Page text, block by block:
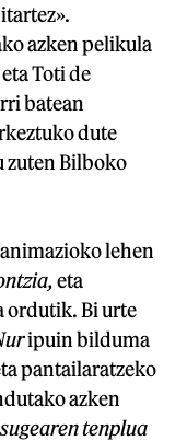
azken pelikula
eta Toti de
batean
dute
zuten Bilboko
lehen
eta
ordutik. Bi urte
ipuin bilduma
pantailaratzeko
azken
tenplua